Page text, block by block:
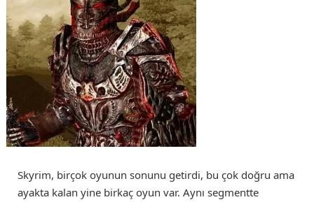
Skyrim, birçok oyunun sonunu getirdi, bu çok doğru ama
ayakta kalan yine birkaç oyun var. Aynı segmentte